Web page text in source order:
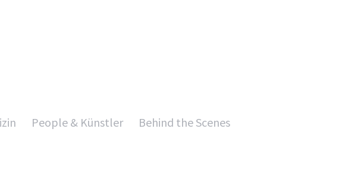
People & Künstler Behind the Scenes